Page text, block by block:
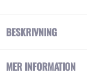
BESKRIVNING
MER INFORMATION